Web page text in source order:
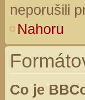
neporušili
Nahoru
Co je